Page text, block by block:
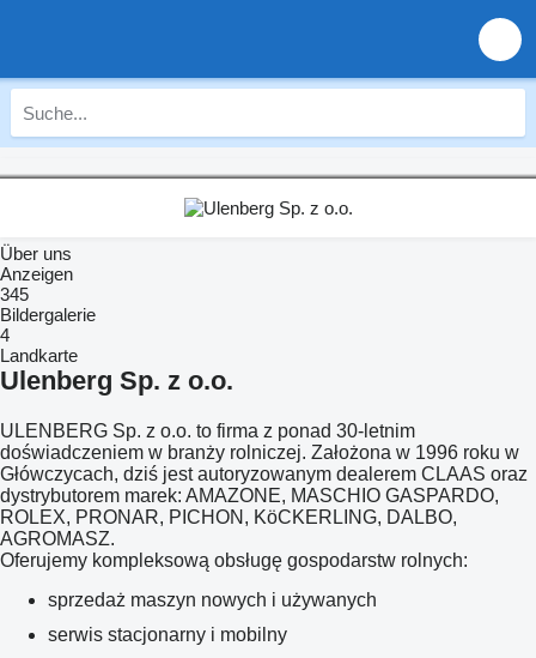
Über uns
Anzeigen
345
Bildergalerie
4
Landkarte
Ulenberg Sp. z o.o.
ULENBERG Sp. z o.o. to firma z ponad 30-letnim
doświadczeniem w branży rolniczej. Założona w 1996 roku w
Główczycach, dziś jest autoryzowanym dealerem CLAAS oraz
dystrybutorem marek: AMAZONE, MASCHIO GASPARDO,
ROLEX, PRONAR, PICHON, KöCKERLING, DALBO,
AGROMASZ.
Oferujemy kompleksową obsługę gospodarstw rolnych:
sprzedaż maszyn nowych i używanych
serwis stacjonarny i mobilny